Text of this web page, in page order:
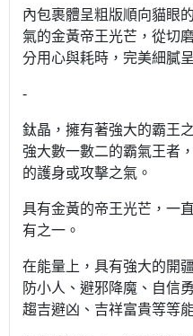
內包裹體呈粗版順向貓眼
氣的金黃帝王光芒，從切
分用心與耗時，完美細膩
-
鈦晶，擁有著強大的霸王
強大數一數二的霸氣王者
的護身或攻擊之氣。
具有金黃的帝王光芒，一
有之一。
在能量上，具有強大的開
防小人、避邪降魔、自信
趨吉避凶、吉祥富貴等等